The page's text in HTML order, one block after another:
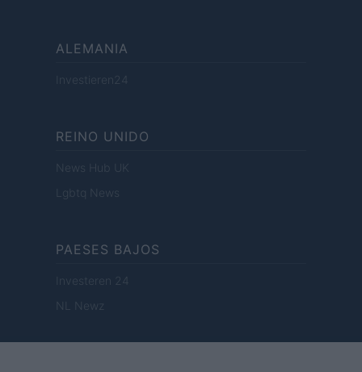
ALEMANIA
Investieren24
REINO UNIDO
News Hub UK
Lgbtq News
PAESES BAJOS
Investeren 24
NL Newz